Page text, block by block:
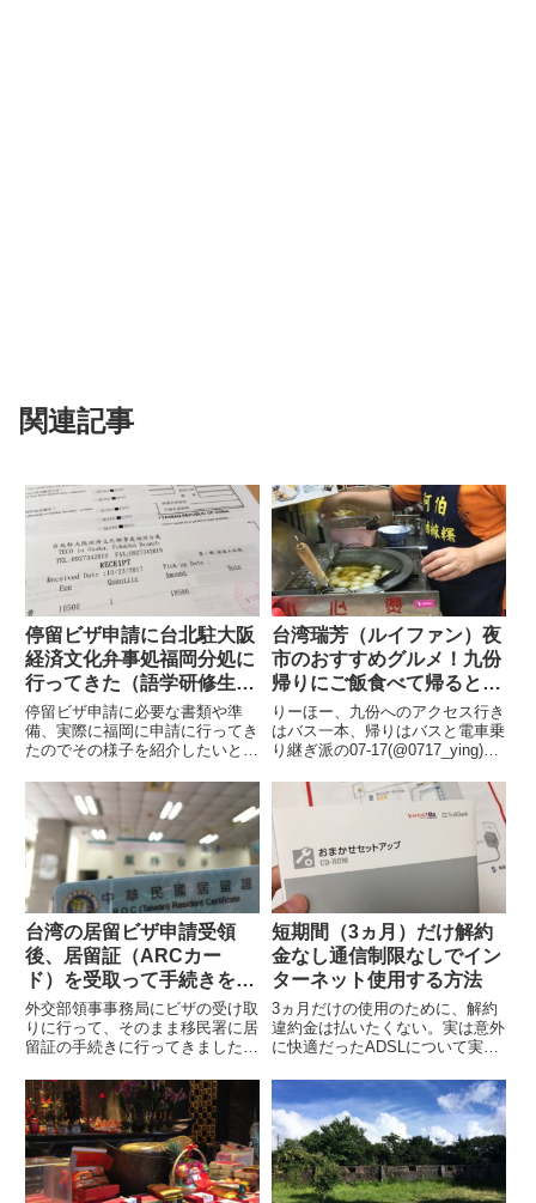
関連記事
停留ビザ申請に台北駐大阪
経済文化弁事処福岡分処に
行ってきた（語学研修生の
場合）
停留ビザ申請に必要な書類や準
備、実際に福岡に申請に行ってき
たのでその様子を紹介したいと思
度で済ませられるよう、しっかり
と準備していきましょう。
台湾瑞芳（ルイファン）夜
市のおすすめグルメ！九份
帰りにご飯食べて帰るとい
いよ
りーほー、九份へのアクセス行き
はバス一本、帰りはバスと電車乗
り継ぎ派の07-17(@0717_ying)で
や金瓜石方面バスの中継地であ
り、十分や菁桐に通じる平溪線の
乗換駅でもあります。07-17台北
からこれらの...
台湾の居留ビザ申請受領
後、居留証（ARCカー
ド）を受取って手続きを完
了させる（語学研修生の場
合）
外交部領事事務局にビザの受け取
りに行って、そのまま移民署に居
留証の手続きに行ってきました。
に居留証の申請しなくてはなりま
せん。居留証の裏面が再入国許可
証となっているらしく、それで申
請時にシングルしかないことを
納...
短期間（3ヵ月）だけ解約
金なし通信制限なしでイン
ターネット使用する方法
3ヵ月だけの使用のために、解約
違約金は払いたくない。実は意外
に快適だったADSLについて実際
金形態について紹介します。